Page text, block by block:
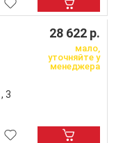
3
28 622 р.
мало,
уточняйте у
менеджера